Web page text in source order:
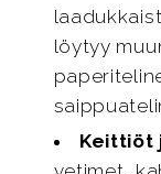
löytyy
Keittiöt